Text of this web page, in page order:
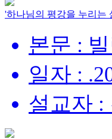
'하나님의 평강을 누리는
본문 :
일자 :
설교자 :